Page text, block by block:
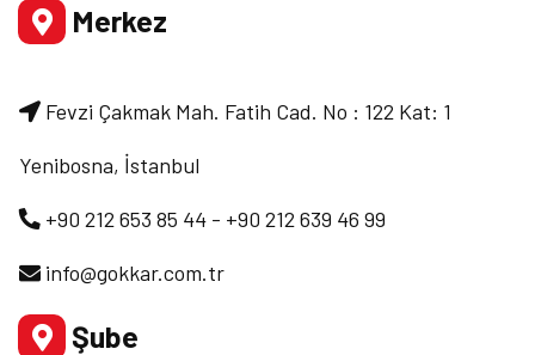
Merkez
Fevzi Çakmak Mah. Fatih Cad. No : 122 Kat: 1
Yenibosna, İstanbul
+90 212 653 85 44 - +90 212 639 46 99
info@gokkar.com.tr
Şube